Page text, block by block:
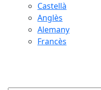
Castellà
Anglès
Alemany
Francès